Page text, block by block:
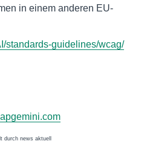
in einem anderen EU-
standards-guidelines/wcag/
durch news aktuell